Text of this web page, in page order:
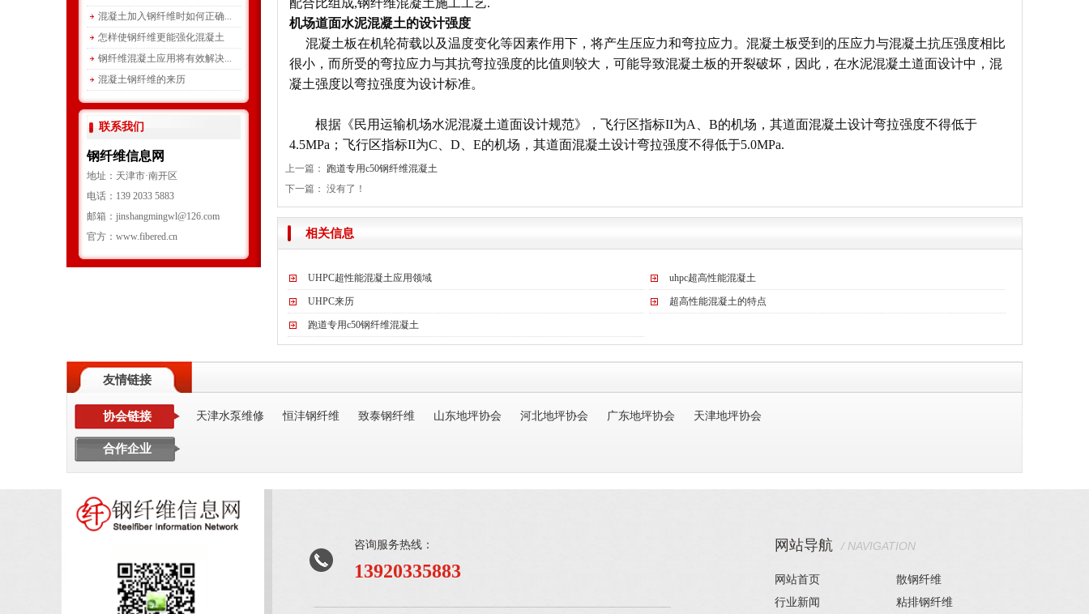
混凝土加入钢纤维时如何正确...
怎样使钢纤维更能强化混凝土
钢纤维混凝土应用将有效解决...
混凝土钢纤维的来历
联系我们
钢纤维信息网
地址：天津市·南开区
电话：139 2033 5883
邮箱：jinshangmingwl@126.com
官方：www.fibered.cn
配合比组成,钢纤维混凝土施工工艺.
机场道面水泥混凝土的设计强度
混凝土板在机轮荷载以及温度变化等因素作用下，将产生压应力和弯拉应力。混凝土板受到的压应力与混凝土抗压强度相比
很小，而所受的弯拉应力与其抗弯拉强度的比值则较大，可能导致混凝土板的开裂破坏，因此，在水泥混凝土道面设计中，混
凝土强度以弯拉强度为设计标准。
根据《民用运输机场水泥混凝土道面设计规范》，飞行区指标II为A、B的机场，其道面混凝土设计弯拉强度不得低于
4.5MPa；飞行区指标II为C、D、E的机场，其道面混凝土设计弯拉强度不得低于5.0MPa.
上一篇： 跑道专用c50钢纤维混凝土
下一篇： 没有了！
相关信息
UHPC超性能混凝土应用领域 uhpc超高性能混凝土
UHPC来历 超高性能混凝土的特点
跑道专用c50钢纤维混凝土
友情链接
协会链接
合作企业
天津水泵维修 恒沣钢纤维 致泰钢纤维 山东地坪协会 河北地坪协会 广东地坪协会 天津地坪协会
咨询服务热线：
13920335883
网站导航 / NAVIGATION
网站首页
散钢纤维
行业新闻
粘排钢纤维